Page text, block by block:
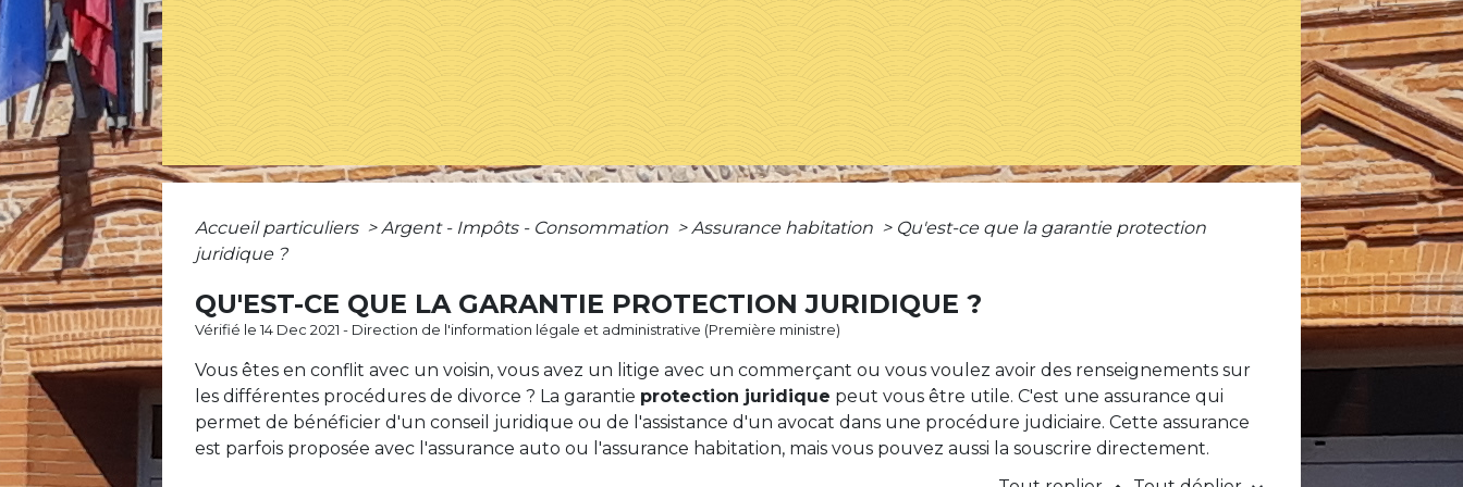
Accueil particuliers > Argent - Impôts - Consommation > Assurance habitation > Qu'est-ce que la garantie protection
juridique ?
QU'EST-CE QUE LA GARANTIE PROTECTION JURIDIQUE ?
Vérifié le 14 Dec 2021 - Direction de l'information légale et administrative (Première ministre)
Vous êtes en conflit avec un voisin, vous avez un litige avec un commerçant ou vous voulez avoir des renseignements sur
les différentes procédures de divorce ? La garantie protection juridique peut vous être utile. C'est une assurance qui
permet de bénéficier d'un conseil juridique ou de l'assistance d'un avocat dans une procédure judiciaire. Cette assurance
est parfois proposée avec l'assurance auto ou l'assurance habitation, mais vous pouvez aussi la souscrire directement.